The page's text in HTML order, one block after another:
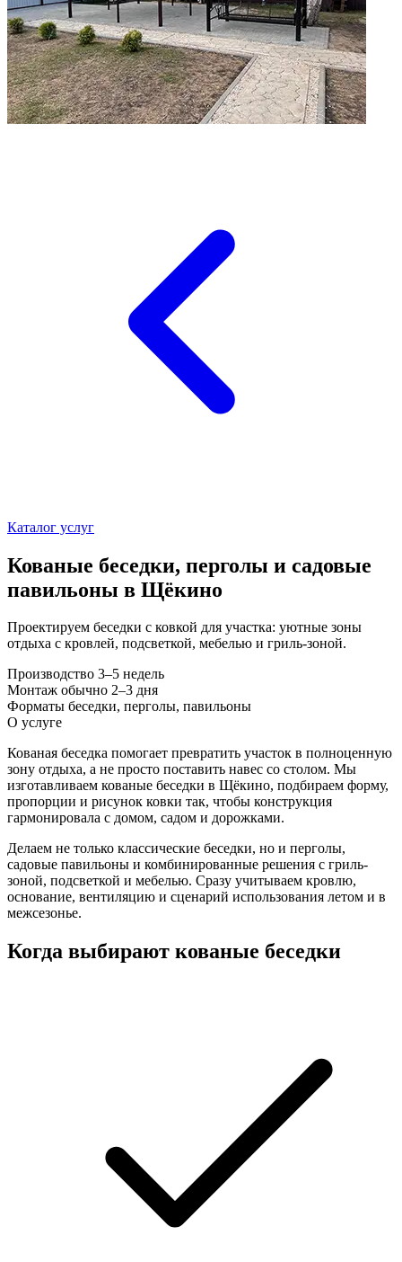
Каталог услуг
Кованые беседки, перголы и садовые
павильоны в Щёкино
Проектируем беседки с ковкой для участка: уютные зоны
отдыха с кровлей, подсветкой, мебелью и гриль-зоной.
Производство 3–5 недель
Монтаж обычно 2–3 дня
Форматы беседки, перголы, павильоны
О услуге
Кованая беседка помогает превратить участок в полноценную
зону отдыха, а не просто поставить навес со столом. Мы
изготавливаем кованые беседки в Щёкино, подбираем форму,
пропорции и рисунок ковки так, чтобы конструкция
гармонировала с домом, садом и дорожками.
Делаем не только классические беседки, но и перголы,
садовые павильоны и комбинированные решения с гриль-
зоной, подсветкой и мебелью. Сразу учитываем кровлю,
основание, вентиляцию и сценарий использования летом и в
межсезонье.
Когда выбирают кованые беседки